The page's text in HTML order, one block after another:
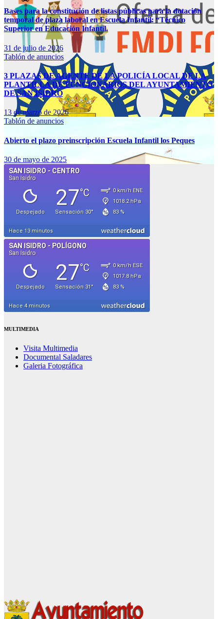
Bases para la constitución de listas públicas para la dotación
temporal de plaza laboral en Escuela Infantil: “Técnico
Superior en Educación Infantil.
31 de julio de 2026
Tablón de anuncios
3 PLAZAS DE AGENTE DE LA POLICÍA LOCAL DE LA
PLANTILLA DE FUNCIONARIOS DEL AYUNTAMIENTO
DE SAN ISIDRO
13 de marzo de 2026
Tablón de anuncios
Abierto el plazo preinscripción Escuela Infantil los Peques
30 de mayo de 2025
MULTIMEDIA
Visita Multimedia
Documental Saladares
Galeria Fotográfica